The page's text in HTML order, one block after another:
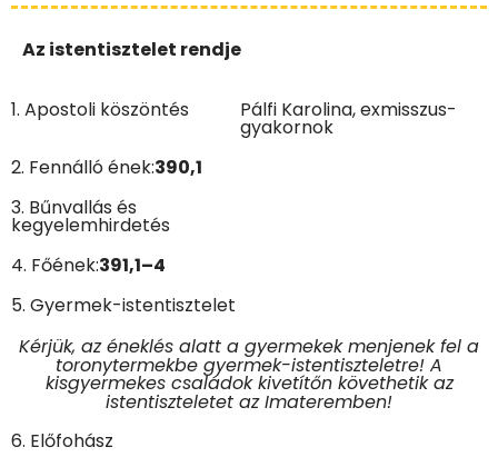
Az istentisztelet rendje
1. Apostoli köszöntés Pálfi Karolina, exmisszus-
gyakornok
2. Fennálló ének:390,1
3. Bűnvallás és
kegyelemhirdetés
4. Főének:391,1–4
5. Gyermek-istentisztelet
Kérjük, az éneklés alatt a gyermekek menjenek fel a
toronytermekbe gyermek-istentiszteletre! A
kisgyermekes családok kivetítőn követhetik az
istentiszteletet az Imateremben!
6. Előfohász